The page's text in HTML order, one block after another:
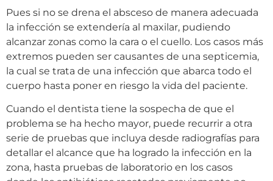
Pues si no se drena el absceso de manera adecuada
la infección se extendería al maxilar, pudiendo
alcanzar zonas como la cara o el cuello. Los casos más
extremos pueden ser causantes de una septicemia,
la cual se trata de una infección que abarca todo el
cuerpo hasta poner en riesgo la vida del paciente.
Cuando el dentista tiene la sospecha de que el
problema se ha hecho mayor, puede recurrir a otra
serie de pruebas que incluya desde radiografías para
detallar el alcance que ha logrado la infección en la
zona, hasta pruebas de laboratorio en los casos